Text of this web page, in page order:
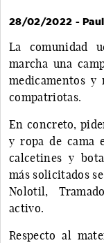
28/02/2022 -
La comunidad
marcha una
medicamentos
compatriotas.
En concreto,
y ropa de cama
calcetines y
más solicitados
Nolotil,
activo.
Respecto al